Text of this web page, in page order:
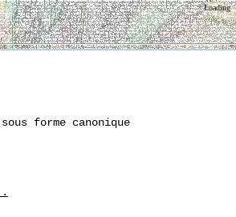
Loading
forme canonique